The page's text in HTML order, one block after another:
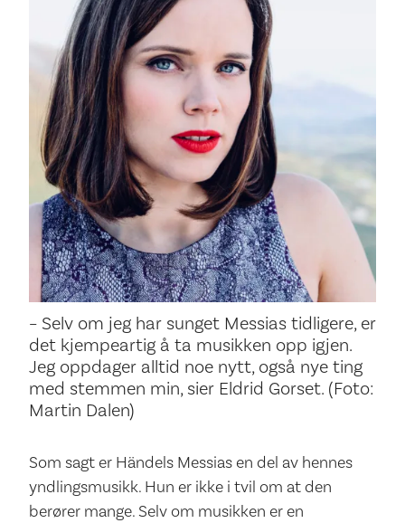
– Selv om jeg har sunget Messias tidligere, er
det kjempeartig å ta musikken opp igjen.
Jeg oppdager alltid noe nytt, også nye ting
med stemmen min, sier Eldrid Gorset. (Foto:
Martin Dalen)
Som sagt er Händels Messias en del av hennes
yndlingsmusikk. Hun er ikke i tvil om at den
berører mange. Selv om musikken er en